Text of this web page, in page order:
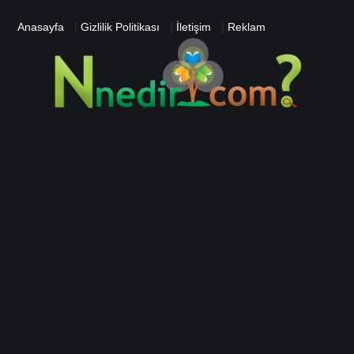
Anasayfa |Gizlilik Politikası İletişim Reklam